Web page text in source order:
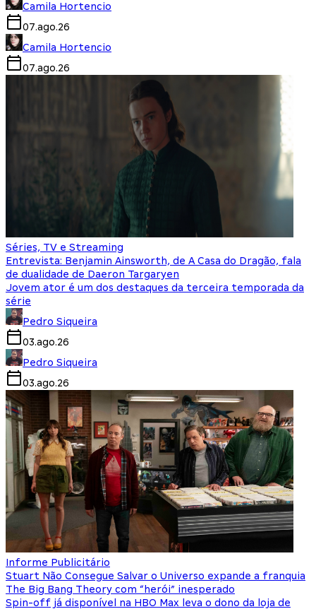
Camila Hortencio
07.ago.26
Camila Hortencio
07.ago.26
Séries, TV e Streaming
Entrevista: Benjamin Ainsworth, de A Casa do Dragão, fala
de dualidade de Daeron Targaryen
Jovem ator é um dos destaques da terceira temporada da
série
Pedro Siqueira
03.ago.26
Pedro Siqueira
03.ago.26
Informe Publicitário
Stuart Não Consegue Salvar o Universo expande a franquia
The Big Bang Theory com “herói” inesperado
Spin-off já disponível na HBO Max leva o dono da loja de